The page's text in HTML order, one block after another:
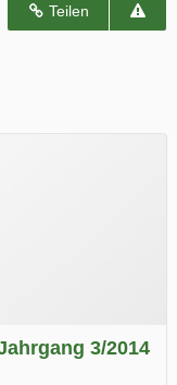
Teilen
3/2014